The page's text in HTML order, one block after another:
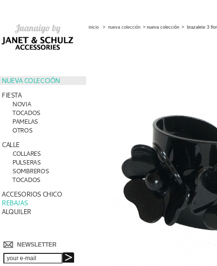
NUEVA COLECCIÓN
FIESTA
NOVIA
TOCADOS
PAMELAS
OTROS
CALLE
COLLARES
PULSERAS
SOMBREROS
TOCADOS
ACCESORIOS CHICO
REBAJAS
ALQUILER
NEWSLETTER
inicio > nueva colección > nueva colección > brazalete 3